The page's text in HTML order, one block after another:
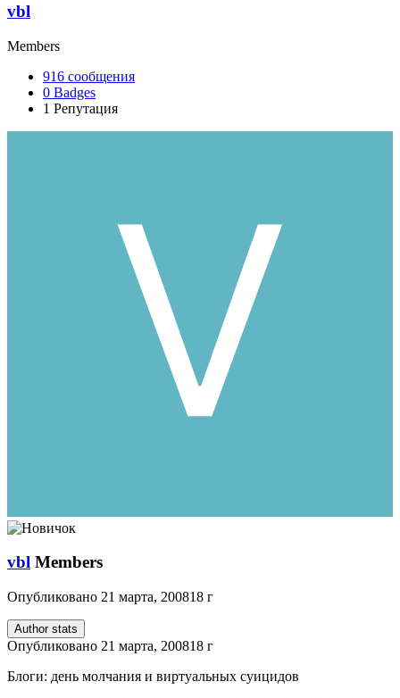
vbl
Members
916 сообщения
0 Badges
1 Репутация
vbl Members
Опубликовано 21 марта, 200818 г
Author stats
Опубликовано 21 марта, 200818 г
Блоги: день молчания и виртуальных суицидов